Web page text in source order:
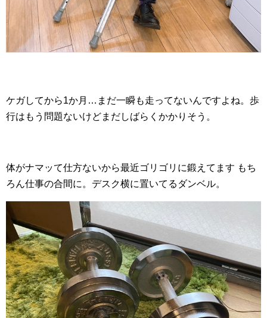
ケガしてから1か月…まだ一瞬も走ってないんですよね。歩
行はもう問題ないけどまだしばらくかかりそう。
体がナマッて仕方ないから最近ゴリゴリに鍛えてます もち
ろん仕事の合間に。デスク横に置いてるダンベル。